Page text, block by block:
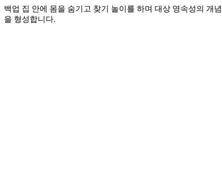
백업 집 안에 몸을 숨기고 찾기 놀이를 하며 대상 영속성의 개
을 형성합니다.